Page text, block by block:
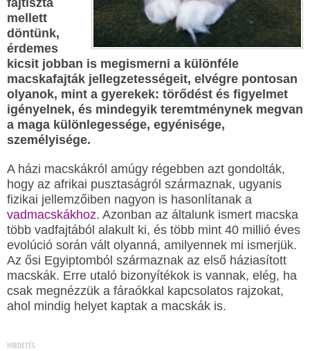
fajtiszta
mellett
döntünk,
érdemes
kicsit jobban is megismerni a különféle
macskafajták jellegzetességeit, elvégre pontosan
olyanok, mint a gyerekek: törődést és figyelmet
igényelnek, és mindegyik teremtménynek megvan
a maga különlegessége, egyénisége,
személyisége.
A házi macskákról amúgy régebben azt gondolták,
hogy az afrikai pusztaságról származnak, ugyanis
fizikai jellemzőiben nagyon is hasonlítanak a
vadmacskákhoz. Azonban az általunk ismert macska
több vadfajtából alakult ki, és több mint 40 millió éves
evolúció során vált olyanná, amilyennek mi ismerjük.
Az ősi Egyiptomból származnak az első háziasított
macskák. Erre utaló bizonyítékok is vannak, elég, ha
csak megnézzük a fáraókkal kapcsolatos rajzokat,
ahol mindig helyet kaptak a macskák is.
HIRDETÉS